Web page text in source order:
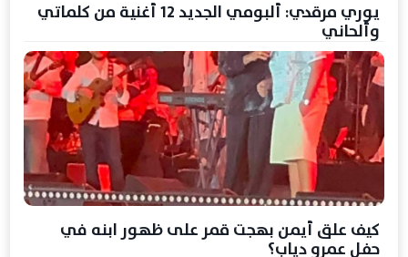
يوري مرقدي: ألبومي الجديد 12 أغنية من كلماتي
وألحاني
كيف علق أيمن بهجت قمر على ظهور ابنه في
حفل عمرو دياب؟